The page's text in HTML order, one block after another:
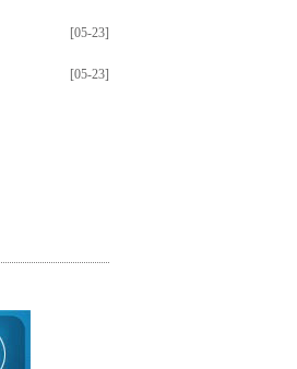
[05-23]
[05-23]